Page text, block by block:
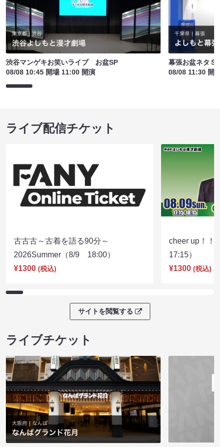
渋谷マンゲキお笑いライブ お盆SP
08/08 10:45 開場 11:00 開演
幕張お盆ネタＳ
08/08 11:30 開
ライブ配信チケット
古古古～古着を語る90分～
2026Summer（8/9 18:00）
¥1300 (税込)
cheer up！
17:15）
¥1300 (税込)
サイトを閲覧する
ライブチケット